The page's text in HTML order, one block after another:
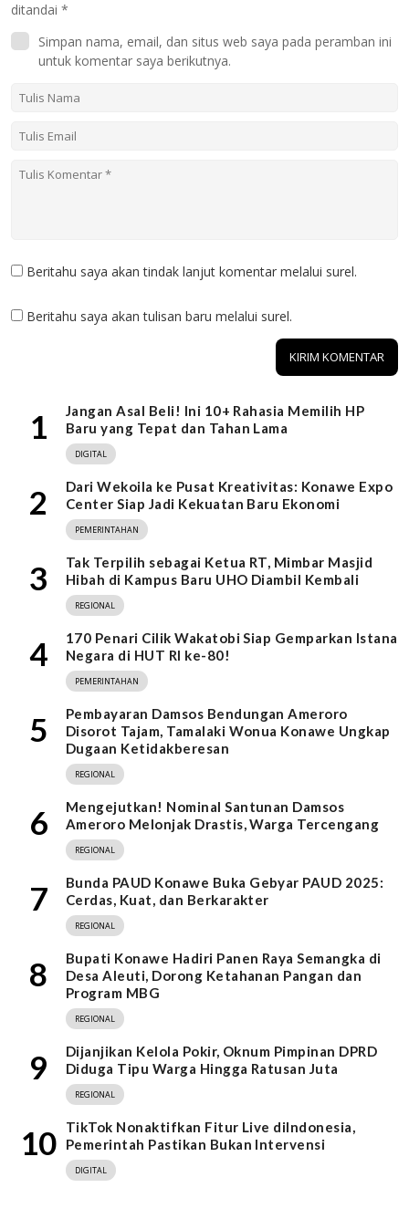
ditandai *
Simpan nama, email, dan situs web saya pada peramban ini
untuk komentar saya berikutnya.
Beritahu saya akan tindak lanjut komentar melalui surel.
Beritahu saya akan tulisan baru melalui surel.
1
Jangan Asal Beli! Ini 10+ Rahasia Memilih HP
Baru yang Tepat dan Tahan Lama
DIGITAL
2
Dari Wekoila ke Pusat Kreativitas: Konawe Expo
Center Siap Jadi Kekuatan Baru Ekonomi
PEMERINTAHAN
3
Tak Terpilih sebagai Ketua RT, Mimbar Masjid
Hibah di Kampus Baru UHO Diambil Kembali
REGIONAL
4
170 Penari Cilik Wakatobi Siap Gemparkan Istana
Negara di HUT RI ke-80!
PEMERINTAHAN
5
Pembayaran Damsos Bendungan Ameroro
Disorot Tajam, Tamalaki Wonua Konawe Ungkap
Dugaan Ketidakberesan
REGIONAL
6
Mengejutkan! Nominal Santunan Damsos
Ameroro Melonjak Drastis, Warga Tercengang
REGIONAL
7
Bunda PAUD Konawe Buka Gebyar PAUD 2025:
Cerdas, Kuat, dan Berkarakter
REGIONAL
8
Bupati Konawe Hadiri Panen Raya Semangka di
Desa Aleuti, Dorong Ketahanan Pangan dan
Program MBG
REGIONAL
9
Dijanjikan Kelola Pokir, Oknum Pimpinan DPRD
Diduga Tipu Warga Hingga Ratusan Juta
REGIONAL
10
TikTok Nonaktifkan Fitur Live diIndonesia,
Pemerintah Pastikan Bukan Intervensi
DIGITAL